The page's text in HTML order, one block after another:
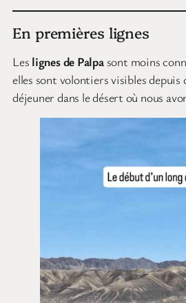
En premières lignes
Les lignes de Palpasont moins
elles sont volontiers visibles depuis
déjeuner dans le désert où nous